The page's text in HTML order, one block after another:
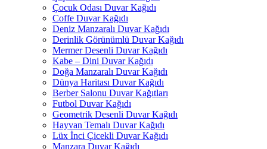
Çocuk Odası Duvar Kağıdı
Coffe Duvar Kağıdı
Deniz Manzaralı Duvar Kağıdı
Derinlik Görünümlü Duvar Kağıdı
Mermer Desenli Duvar Kağıdı
Kabe – Dini Duvar Kağıdı
Doğa Manzaralı Duvar Kağıdı
Dünya Haritası Duvar Kağıdı
Berber Salonu Duvar Kağıtları
Futbol Duvar Kağıdı
Geometrik Desenli Duvar Kağıdı
Hayvan Temalı Duvar Kağıdı
Lüx İnci Çicekli Duvar Kağıdı
Manzara Duvar Kağıdı